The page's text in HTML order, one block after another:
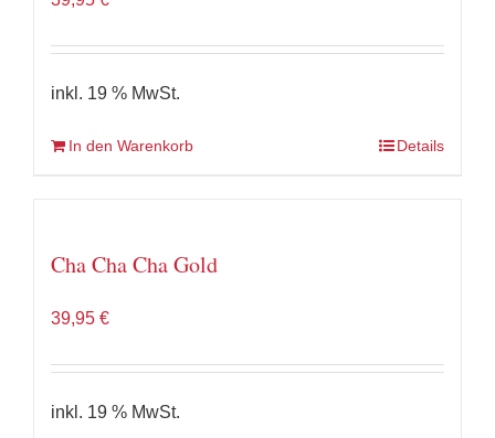
inkl. 19 % MwSt.
In den Warenkorb Details
Cha Cha Cha Gold
39,95 €
inkl. 19 % MwSt.